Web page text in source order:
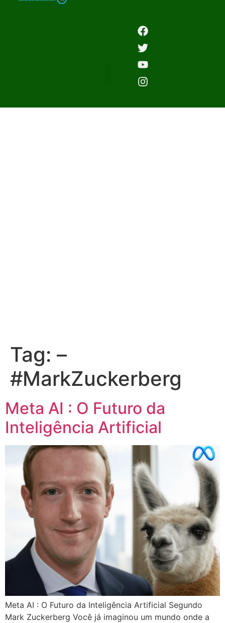
Tag: –
#MarkZuckerberg
Meta AI : O Futuro da
Inteligência Artificial
Meta AI : O Futuro da Inteligência Artificial Segundo
Mark Zuckerberg Você já imaginou um mundo onde a